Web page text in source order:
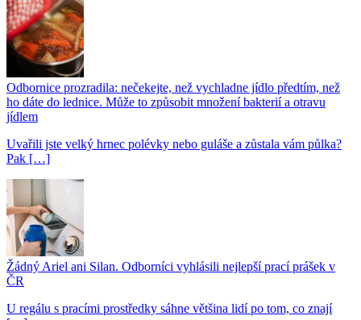
Odbornice prozradila: nečekejte, než vychladne jídlo předtím, než
ho dáte do lednice. Může to způsobit množení bakterií a otravu
jídlem
Uvařili jste velký hrnec polévky nebo guláše a zůstala vám půlka?
Pak […]
Žádný Ariel ani Silan. Odborníci vyhlásili nejlepší prací prášek v
ČR
U regálu s pracími prostředky sáhne většina lidí po tom, co znají